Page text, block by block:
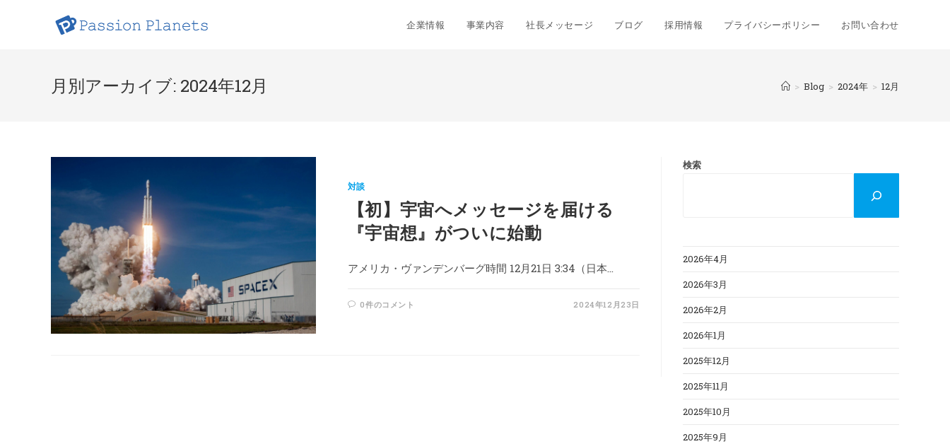
企業情報 事業内容 社長メッセージ ブログ 採用情報 プライバシーポリシー お問い合わせ
月別アーカイブ: 2024年12月 > Blog > 2024年 > 12月
対談
【初】宇宙へメッセージを届ける
『宇宙想』がついに始動
アメリカ・ヴァンデンバーグ時間 12月21日 3:34（日本…
0件のコメント 2024年12月23日
検索
2026年4月
2026年3月
2026年2月
2026年1月
2025年12月
2025年11月
2025年10月
2025年9月